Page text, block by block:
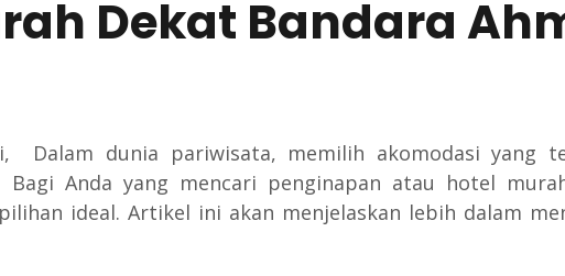
Dekat Bandara
Dalam dunia pariwisata, memilih akomodasi yang
Bagi Anda yang mencari penginapan atau hotel
ideal. Artikel ini akan menjelaskan lebih dalam